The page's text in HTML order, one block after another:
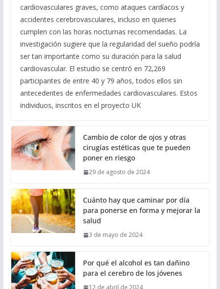
cardiovasculares graves, como ataques cardíacos y
accidentes cerebrovasculares, incluso en quienes
cumplen con las horas nocturnas recomendadas. La
investigación sugiere que la regularidad del sueño podría
ser tan importante como su duración para la salud
cardiovascular. El estudio se centró en 72,269
participantes de entre 40 y 79 años, todos ellos sin
antecedentes de enfermedades cardiovasculares. Estos
individuos, inscritos en el proyecto UK
Cambio de color de ojos y otras
cirugías estéticas que te pueden
poner en riesgo
29 de agosto de 2024
Cuánto hay que caminar por día
para ponerse en forma y mejorar la
salud
3 de mayo de 2024
Por qué el alcohol es tan dañino
para el cerebro de los jóvenes
12 de abril de 2024